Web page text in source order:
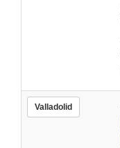
Valladolid